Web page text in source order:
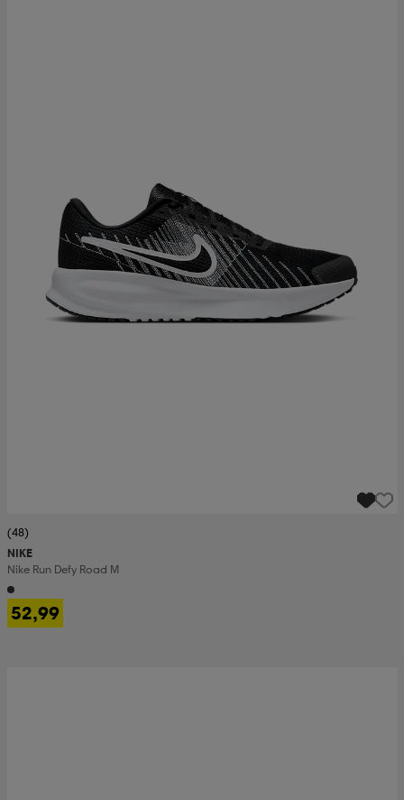
(48)
NIKE
Nike Run Defy Road M
52,99